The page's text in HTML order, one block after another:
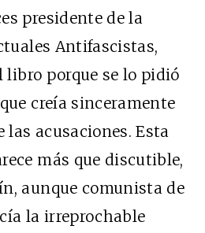
presidente de la
Antifascistas,
libro porque se lo pidió
creía sinceramente
las acusaciones. Esta
más que discutible,
aunque comunista de
la irreprochable